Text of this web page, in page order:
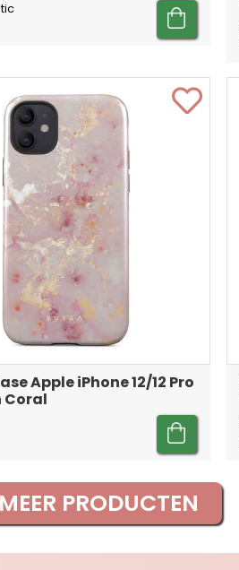
Apple iPhone 12/12 Pro
Coral
PRODUCTEN